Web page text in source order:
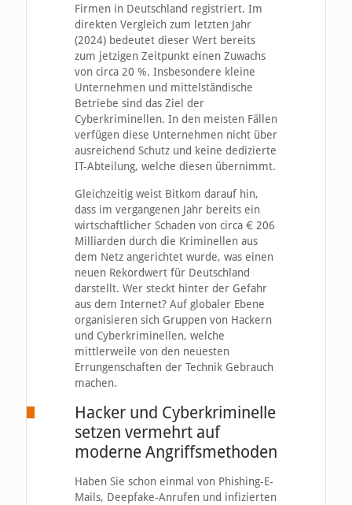
Firmen in Deutschland registriert. Im
direkten Vergleich zum letzten Jahr
(2024) bedeutet dieser Wert bereits
zum jetzigen Zeitpunkt einen Zuwachs
von circa 20 %. Insbesondere kleine
Unternehmen und mittelständische
Betriebe sind das Ziel der
Cyberkriminellen. In den meisten Fällen
verfügen diese Unternehmen nicht über
ausreichend Schutz und keine dedizierte
IT-Abteilung, welche diesen übernimmt.
Gleichzeitig weist Bitkom darauf hin,
dass im vergangenen Jahr bereits ein
wirtschaftlicher Schaden von circa € 206
Milliarden durch die Kriminellen aus
dem Netz angerichtet wurde, was einen
neuen Rekordwert für Deutschland
darstellt. Wer steckt hinter der Gefahr
aus dem Internet? Auf globaler Ebene
organisieren sich Gruppen von Hackern
und Cyberkriminellen, welche
mittlerweile von den neuesten
Errungenschaften der Technik Gebrauch
machen.
Hacker und Cyberkriminelle
setzen vermehrt auf
moderne Angriffsmethoden
Haben Sie schon einmal von Phishing-E-
Mails, Deepfake-Anrufen und infizierten